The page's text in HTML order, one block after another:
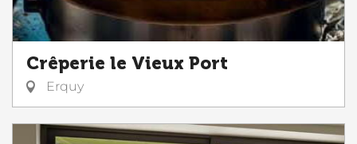
Crêperie le Vieux Port
Erquy